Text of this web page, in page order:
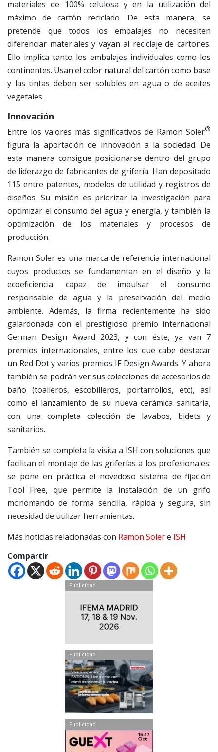
materiales de 100% celulosa y en la utilización del
máximo de cartón reciclado. De esta manera, se
pretende que todos los embalajes no necesiten
diferenciar materiales y vayan al reciclaje de cartones.
Ello implica tanto los embalajes individuales como los
continentes. Usan el color natural del cartón como base
y las tintas deben ser solubles en agua o de aceites
vegetales.
Innovación
Entre los valores más significativos de Ramon Soler®
figura la aportación de innovación a la sociedad. De
esta manera consigue posicionarse dentro del grupo
de liderazgo de fabricantes de grifería. Han depositado
115 entre patentes, modelos de utilidad y registros de
diseños. Su misión es priorizar la investigación para
optimizar el consumo del agua y energía, y también la
optimización de los materiales y procesos de
producción.
Ramon Soler es una marca de referencia internacional
cuyos productos se fundamentan en el diseño y la
ecoeficiencia, capaz de impulsar el consumo
responsable de agua y la preservación del medio
ambiente. Además, la firma recientemente ha sido
galardonada con el prestigioso premio internacional
German Design Award 2023, y con éste, ya van 7
premios internacionales, entre los que cabe destacar
un Red Dot y varios premios IF Design Awards. Y ahora
también se podrán ver sus colecciones de accesorios de
baño (toalleros, escobilleros, portarrollos, etc), así
como el lanzamiento de su nueva cerámica sanitaria,
con una completa colección de lavabos, bidets y
sanitarios.
También se completa la visita a ISH con soluciones que
facilitan el montaje de las griferías a los profesionales:
se pone en práctica el novedoso sistema de fijación
Tool Free, que permite la instalación de un grifo
monomando de forma sencilla, rápida y segura, sin
necesidad de utilizar herramientas.
Más noticias relacionadas con Ramon Solere ISH
Compartir
Publicidad
Publicidad
Publicidad